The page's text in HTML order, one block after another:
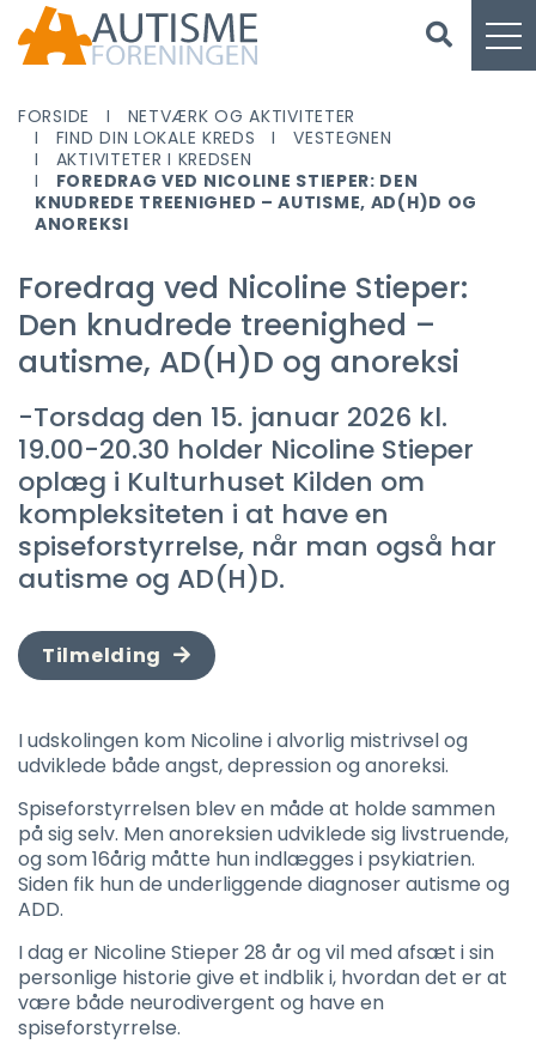
FORSIDE
NETVÆRK OG AKTIVITETER
FIND DIN LOKALE KREDS
VESTEGNEN
AKTIVITETER I KREDSEN
FOREDRAG VED NICOLINE STIEPER: DEN
KNUDREDE TREENIGHED – AUTISME, AD(H)D OG
ANOREKSI
Foredrag ved Nicoline Stieper:
Den knudrede treenighed –
autisme, AD(H)D og anoreksi
-Torsdag den 15. januar 2026 kl.
19.00-20.30 holder Nicoline Stieper
oplæg i Kulturhuset Kilden om
kompleksiteten i at have en
spiseforstyrrelse, når man også har
autisme og AD(H)D.
Tilmelding
I udskolingen kom Nicoline i alvorlig mistrivsel og
udviklede både angst, depression og anoreksi.
Spiseforstyrrelsen blev en måde at holde sammen
på sig selv. Men anoreksien udviklede sig livstruende,
og som 16årig måtte hun indlægges i psykiatrien.
Siden fik hun de underliggende diagnoser autisme og
ADD.
I dag er Nicoline Stieper 28 år og vil med afsæt i sin
personlige historie give et indblik i, hvordan det er at
være både neurodivergent og have en
spiseforstyrrelse.